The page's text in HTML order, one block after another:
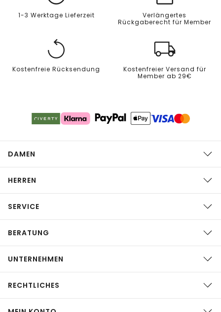
1-3 Werktage Lieferzeit
Verlängertes
Rückgaberecht für Member
Kostenfreie Rücksendung
Kostenfreier Versand für
Member ab 29€
DAMEN
HERREN
SERVICE
BERATUNG
UNTERNEHMEN
RECHTLICHES